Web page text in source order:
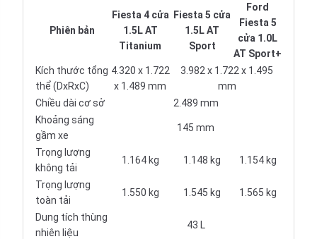
Phiên bản
Fiesta 4 cửa
1.5L AT
Titanium
Fiesta 5 cửa
1.5L AT
Sport
Ford
Fiesta 5
cửa 1.0L
AT Sport+
Kích thước tổng
thể (DxRxC)
4.320 x 1.722
x 1.489 mm
3.982 x 1.722 x 1.495
mm
Chiều dài cơ sở
2.489 mm
Khoảng sáng
gầm xe
145 mm
Trọng lượng
không tải
1.164 kg 1.148 kg 1.154 kg
Trọng lượng
toàn tải
1.550 kg 1.545 kg 1.565 kg
Dung tích thùng
nhiên liệu
43 L